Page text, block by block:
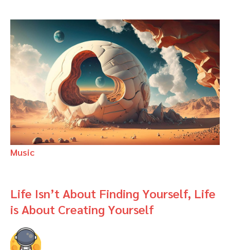
Music
Life Isn’t About Finding Yourself, Life
is About Creating Yourself